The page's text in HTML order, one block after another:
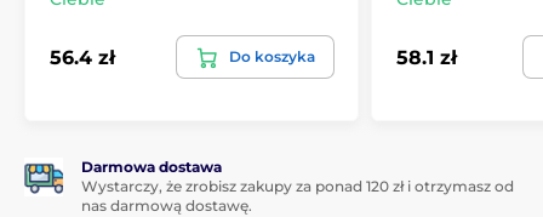
naładować telefon. Idealne dla tych, którzy
prowadzą aktywny tryb życia.
56.4 zł Do koszyka 58.1 zł
Darmowa dostawa
Wystarczy, że zrobisz zakupy za ponad 120 zł i otrzymasz od
nas darmową dostawę.